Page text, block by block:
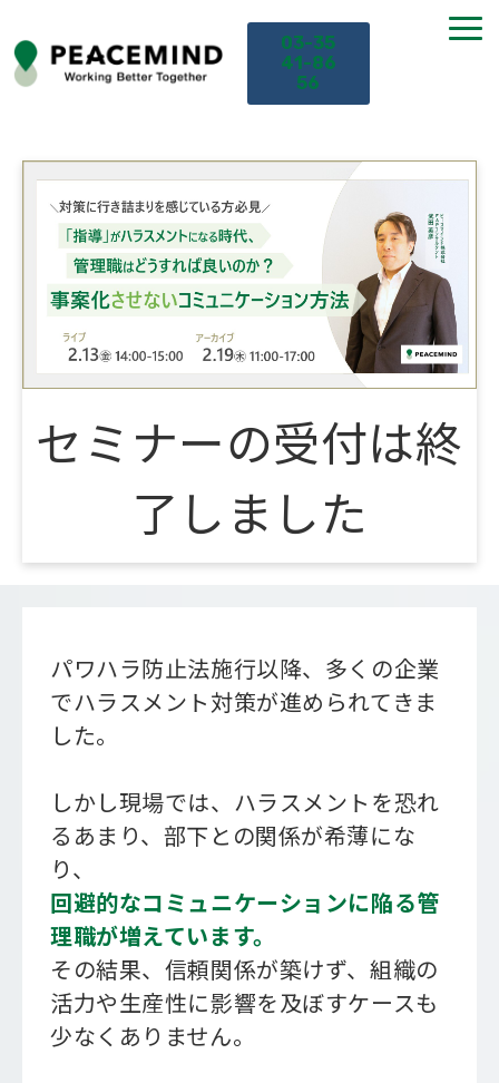
03-35
41-86
56
TOP
サービス
課題から探す
セミナー
セミナーの受付は終
了しました
パワハラ防止法施行以降、多くの企業
でハラスメント対策が進められてきま
した。
しかし現場では、ハラスメントを恐れ
るあまり、部下との関係が希薄にな
り、
回避的なコミュニケーションに陥る管
理職が増えています。
その結果、信頼関係が築けず、組織の
活力や生産性に影響を及ぼすケースも
少なくありません。